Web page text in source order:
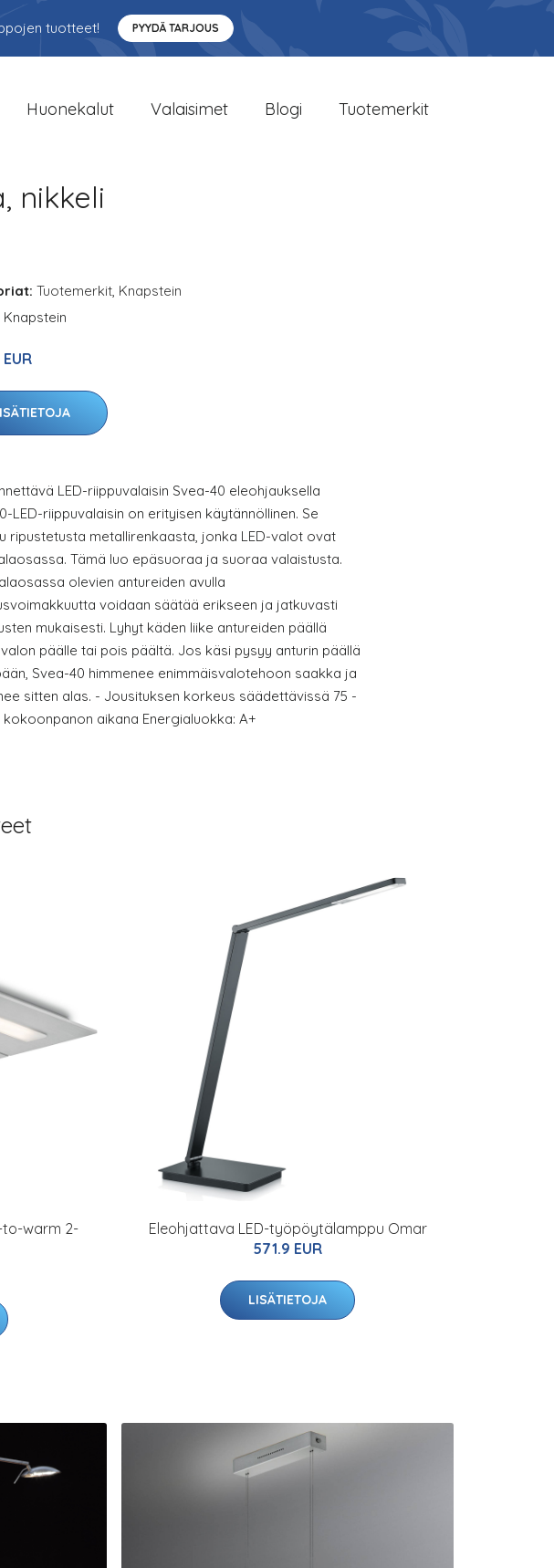
tuotteet! PYYDÄ TARJOUS
Huonekalut Valaisimet Blogi Tuotemerkit
nikkeli
Tuotemerkit, Knapstein
Knapstein
LED-riippuvalaisin Svea-40 eleohjauksella
LED-riippuvalaisin on erityisen käytännöllinen. Se
ripustetusta metallirenkaasta, jonka LED-valot ovat
Tämä luo epäsuoraa ja suoraa valaistusta.
olevien antureiden avulla
voidaan säätää erikseen ja jatkuvasti
mukaisesti. Lyhyt käden liike antureiden päällä
päälle tai pois päältä. Jos käsi pysyy anturin päällä
Svea-40 himmenee enimmäisvalotehoon saakka ja
sitten alas. - Jousituksen korkeus säädettävissä 75 -
kokoonpanon aikana Energialuokka: A+
to-warm 2-
Eleohjattava LED-työpöytälamppu Omar
571.9 EUR
LISÄTIETOJA